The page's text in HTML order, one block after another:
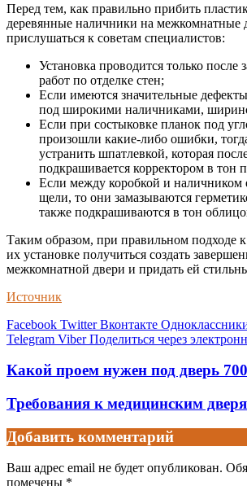
Перед тем, как правильно прибить
деревянные наличники на межкомнатные
прислушаться к советам специалистов:
Установка проводится только после
работ по отделке стен;
Если имеются значительные
под широкими наличниками,
Если при состыковке планок под
произошли какие-либо ошибки,
устранить шпатлевкой, которая
подкрашивается корректором в тон
Если между коробкой и наличником
щели, то они замазываются
также подкрашиваются в тон
Таким образом, при правильном подходе
их установке получиться создать
межкомнатной двери и придать ей
Источник
Facebook Twitter Вконтакте
Telegram Viber Поделиться через
Какой проем нужен под дверь
Требования к медицинским
Добавить комментарий
Ваш адрес email не будет опубликован.
помечены *